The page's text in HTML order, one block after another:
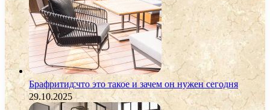
Брафритид:что это такое и зачем он нужен сегодня
29.10.2025